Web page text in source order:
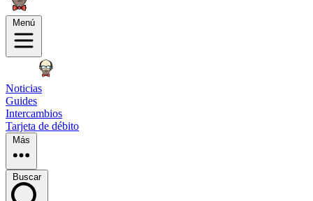
Menú
Noticias
Guides
Intercambios
Tarjeta de débito
Más
Buscar